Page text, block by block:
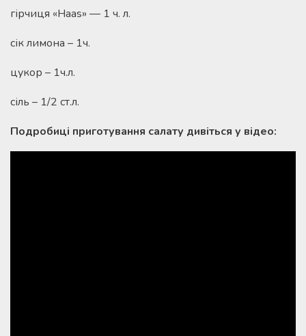
гірчиця «Haas» — 1 ч. л.
сік лимона – 1ч.
цукор – 1ч.л.
сіль – 1/2 ст.л.
Подробиці приготування салату дивіться у відео: